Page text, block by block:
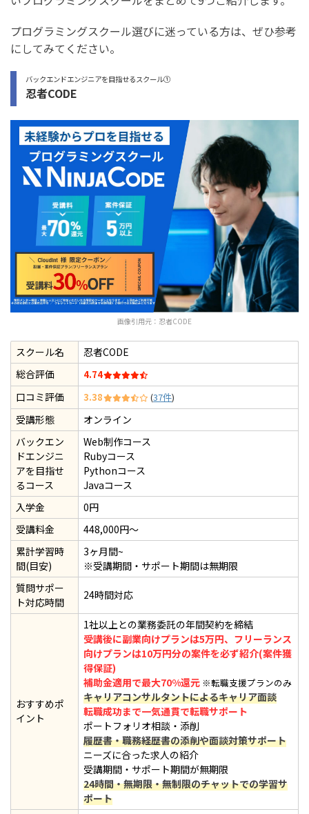
プログラミングスクール選びに迷っている方は、ぜひ参考
にしてみてください。
バックエンドエンジニアを目指せるスクール①
忍者CODE
画像引用元： 忍者CODE
スクール名
忍者CODE
総合評価
4.74
口コミ評価 3.38 (37件)
受講形態
オンライン
バックエン
ドエンジニ
アを目指せ
るコース
Web制作コース
Rubyコース
Pythonコース
Javaコース
入学金
0円
受講料金
448,000円～
累計学習時
間(目安)
3ヶ月間~
※受講期間・サポート期間は無期限
質問サポー
ト対応時間
24時間対応
おすすめポ
イント
1社以上との業務委託の年間契約を締結
受講後に副業向けプランは5万円、フリーランス
向けプランは10万円分の案件を必ず紹介(案件獲
得保証)
補助金適用で最大70%還元 ※転職支援プランのみ
キャリアコンサルタントによるキャリア面談
転職成功まで一気通貫で転職サポート
ポートフォリオ相談・添削
履歴書・職務経歴書の添削や面談対策サポート
ニーズに合った求人の紹介
受講期間・サポート期間が無期限
24時間・無期限・無制限のチャットでの学習サ
ポート